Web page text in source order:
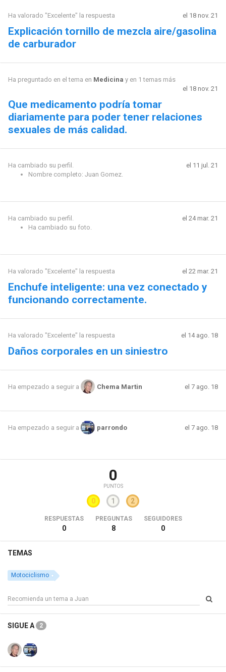
Ha valorado "Excelente" la respuesta el 18 nov. 21
Explicación tornillo de mezcla aire/gasolina
de carburador
Ha preguntado en el tema en Medicina y en 1 temas más
el 18 nov. 21
Que medicamento podría tomar
diariamente para poder tener relaciones
sexuales de más calidad.
Ha cambiado su perfil.
Nombre completo: Juan Gomez.
el 11 jul. 21
Ha cambiado su perfil.
Ha cambiado su foto.
el 24 mar. 21
Ha valorado "Excelente" la respuesta el 22 mar. 21
Enchufe inteligente: una vez conectado y
funcionando correctamente.
Ha valorado "Excelente" la respuesta el 14 ago. 18
Daños corporales en un siniestro
Ha empezado a seguir a Chema Martin el 7 ago. 18
Ha empezado a seguir a parrondo el 7 ago. 18
0
PUNTOS
0 1 2
RESPUESTAS
0
PREGUNTAS
8
SEGUIDORES
0
TEMAS
Motociclismo
SIGUE A 2